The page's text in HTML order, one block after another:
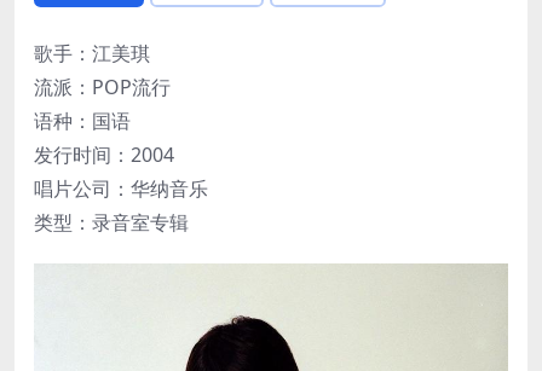
歌手：江美琪
流派：POP流行
语种：国语
发行时间：2004
唱片公司：华纳音乐
类型：录音室专辑